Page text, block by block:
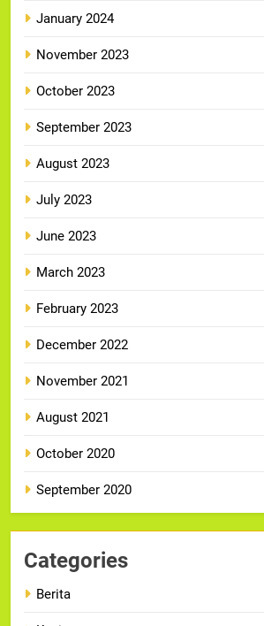
January 2024
November 2023
October 2023
September 2023
August 2023
July 2023
June 2023
March 2023
February 2023
December 2022
November 2021
August 2021
October 2020
September 2020
Categories
Berita